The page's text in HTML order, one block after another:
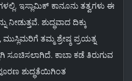
ಇಸ್ಲಾಮಿಕ್ ಕಾನೂನು ತತ್ವಗಳು ಈ
ನೀಡುತ್ತವೆ. ಶುದ್ಧವಾದ ದಿಕ್ಕು
ತಮ್ಮ ಶ್ರೇಷ್ಠ ಪ್ರಯತ್ನ
ಸೂಚಿಸಲಾಗಿದೆ. ಕಾಬಾ ಕಡೆ ತಿರುಗುವ
ಶುದ್ಧತೆಯಿಗಿಂತ